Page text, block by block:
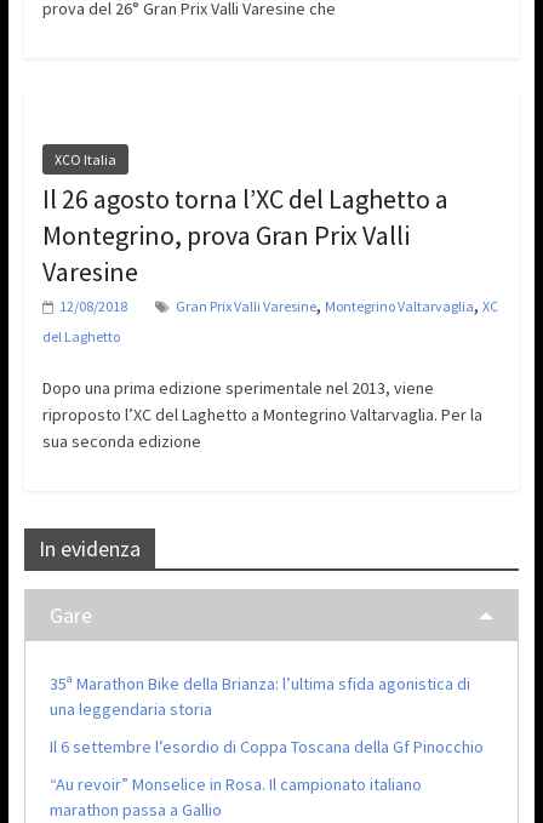
prova del 26° Gran Prix Valli Varesine che
XCO Italia
Il 26 agosto torna l’XC del Laghetto a
Montegrino, prova Gran Prix Valli
Varesine
12/08/2018 Gran Prix Valli Varesine, Montegrino Valtarvaglia, XC
del Laghetto
Dopo una prima edizione sperimentale nel 2013, viene
riproposto l’XC del Laghetto a Montegrino Valtarvaglia. Per la
sua seconda edizione
In evidenza
Gare
35ª Marathon Bike della Brianza: l’ultima sfida agonistica di
una leggendaria storia
Il 6 settembre l’esordio di Coppa Toscana della Gf Pinocchio
“Au revoir” Monselice in Rosa. Il campionato italiano
marathon passa a Gallio